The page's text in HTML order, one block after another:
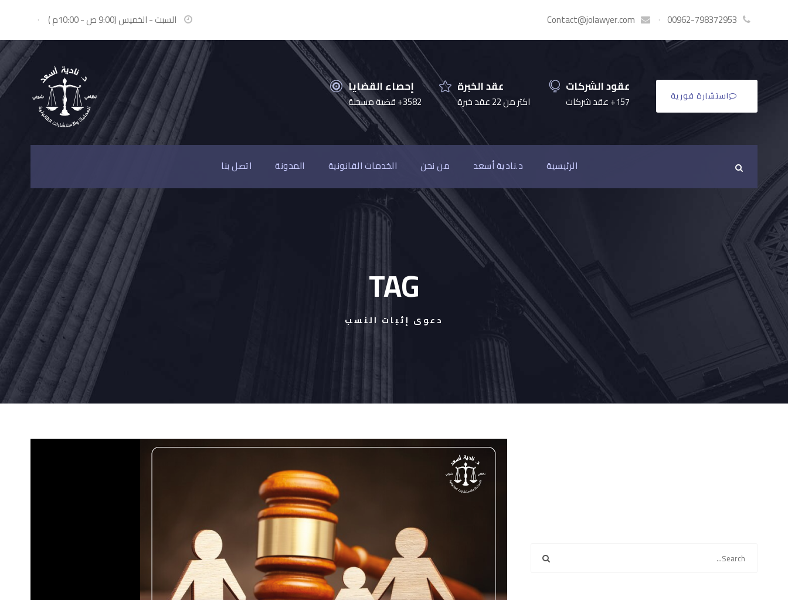
السبت - الخميس (9:00 ص - 10:00م ) · 00962-798372953
·
Contact@jolawyer.com
إحصاء القضايا
3582+ قضية مسجلة
عقد الخبرة
اكثر من 22 عقد خبرة
عقود الشركات
157+ عقد شركات استشارة فورية
الرئيسية د.نادية أسعد من نحن الخدمات القانونية المدونة اتصل بنا
TAG
دعوى إثبات النسب